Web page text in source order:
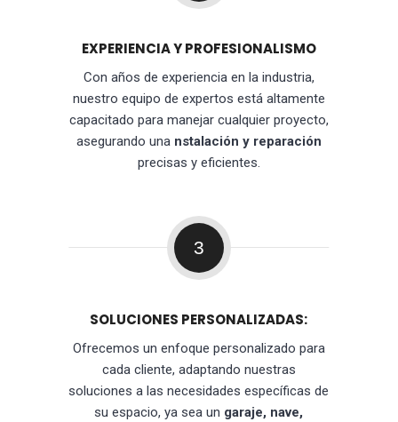
EXPERIENCIA Y PROFESIONALISMO
Con años de experiencia en la industria,
nuestro equipo de expertos está altamente
capacitado para manejar cualquier proyecto,
asegurando una nstalación y reparación
precisas y eficientes.
3
SOLUCIONES PERSONALIZADAS:
Ofrecemos un enfoque personalizado para
cada cliente, adaptando nuestras
soluciones a las necesidades específicas de
su espacio, ya sea un garaje, nave,